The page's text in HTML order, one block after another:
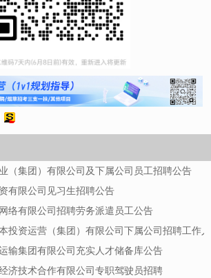
（集团）有限公司及下属公司员工招聘公告
有限公司见习生招聘公告
络有限公司招聘劳务派遣员工公告
投资运营（集团）有限公司下属公司招聘工作
输集团有限公司充实人才储备库公告
济技术合作有限公司专职驾驶员招聘